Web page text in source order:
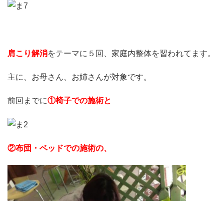
肩こり解消をテーマに５回、家庭内整体を習われてます。
主に、お母さん、お姉さんが対象です。
前回までに①椅子での施術と
②布団・ベッドでの施術の、